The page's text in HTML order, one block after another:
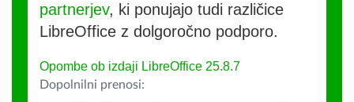
partnerjev, ki ponujajo tudi različice
LibreOffice z dolgoročno podporo.
Opombe ob izdaji LibreOffice 25.8.7
Dopolnilni prenosi: